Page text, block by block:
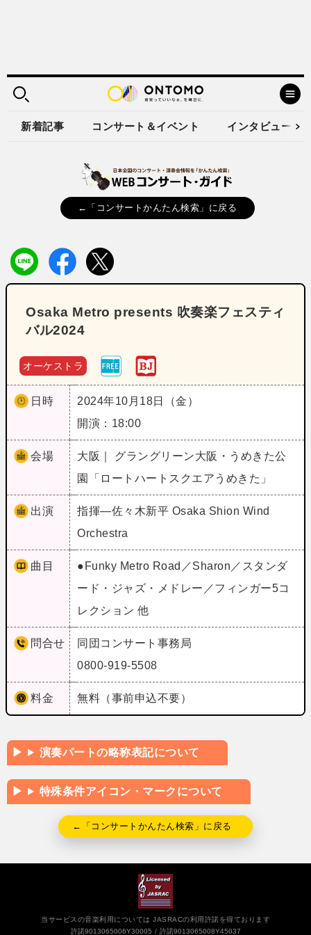
新着記事 コンサート＆イベント インタビュー
←「コンサートかんたん検索」に戻る
Osaka Metro presents 吹奏楽フェスティ
バル2024
オーケストラ
日時
2024年10月18日（金）
開演：18:00
会場
大阪｜ グラングリーン大阪・うめきた公
園「ロートハートスクエアうめきた」
出演
指揮―佐々木新平 Osaka Shion Wind
Orchestra
曲目
●Funky Metro Road／Sharon／スタンダ
ード・ジャズ・メドレー／フィンガー5コ
レクション 他
問合せ
同団コンサート事務局
0800-919-5508
料金 無料（事前申込不要）
演奏パートの略称表記について
特殊条件アイコン・マークについて
←「コンサートかんたん検索」に戻る
当サービスの音楽利用については JASRACの利用許諾を得ております
許諾9013065006Y30005
許諾9013065008Y45037